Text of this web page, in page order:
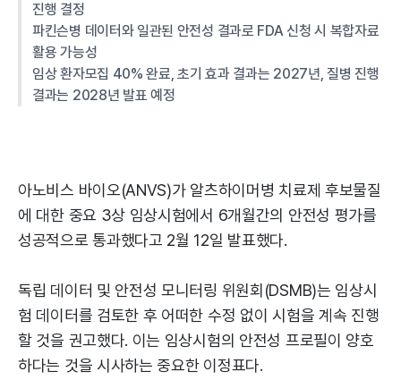
진행 결정
파킨슨병 데이터와 일관된 안전성 결과로 FDA 신청 시 복합자료
활용 가능성
임상 환자모집 40% 완료, 초기 효과 결과는 2027년, 질병 진행
결과는 2028년 발표 예정
아노비스 바이오(ANVS)가 알츠하이머병 치료제 후보물질
에 대한 중요 3상 임상시험에서 6개월간의 안전성 평가를
성공적으로 통과했다고 2월 12일 발표했다.
독립 데이터 및 안전성 모니터링 위원회(DSMB)는 임상시
험 데이터를 검토한 후 어떠한 수정 없이 시험을 계속 진행
할 것을 권고했다. 이는 임상시험의 안전성 프로필이 양호
하다는 것을 시사하는 중요한 이정표다.